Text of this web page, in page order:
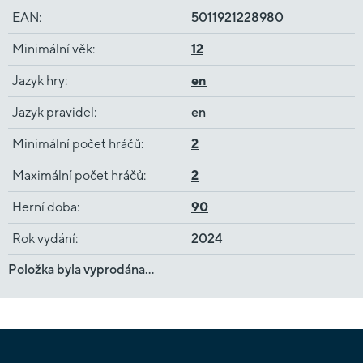
EAN: 5011921228980
Minimální věk: 12
Jazyk hry: en
Jazyk pravidel : en
Minimální počet hráčů: 2
Maximální počet hráčů: 2
Herní doba: 90
Rok vydání:
2024
Položka byla vyprodána…